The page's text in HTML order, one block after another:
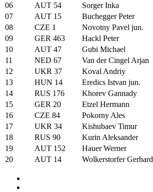
06
AUT 54 Sorger Inka
07
AUT 15 Buchegger Peter
08
CZE 1 Novotny Pavel jun.
09
GER 463 Hackl Peter
10
AUT 47 Gubi Michael
11
NED 67 Van der Cingel Arjan
12
UKR 37 Koval Andriy
13
HUN 14 Eredics Istvan jun.
14
RUS 176 Khorev Gannady
15
GER 20 Etzel Hermann
16
CZE 84 Pokorny Ales
17
UKR 34 Kishubaev Timur
18
RUS 90 Kurin Aleksander
19
AUT 152 Hauer Werner
20
AUT 14 Wolkerstorfer Gerhard